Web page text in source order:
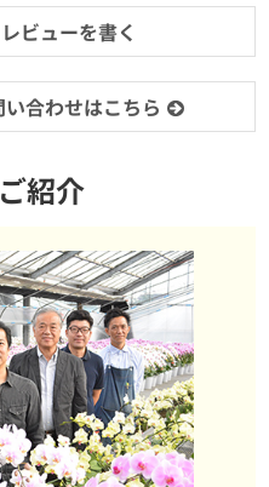
ビューを書く
合わせはこちら
紹介